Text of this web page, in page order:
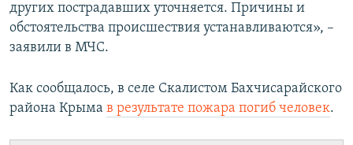
других пострадавших уточняется. Причины и
обстоятельства происшествия устанавливаются», –
заявили в МЧС.
Как сообщалось, в селе Скалистом Бахчисарайского
района Крыма в результате пожара погиб человек.